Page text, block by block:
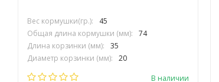
Вес кормушки(гр.):
45
Общая длина кормушки (мм):
74
Длина корзинки (мм):
35
Диаметр корзинки (мм):
20
Производитель:
В наличии